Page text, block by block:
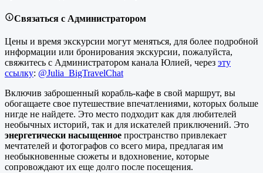
Связаться с Администратором
Цены и время экскурсии могут меняться, для более подробной
информации или бронирования экскурсии, пожалуйста,
свяжитесь с Администратором канала Юлией, через эту
ссылку: @Julia_BigTravelChat
Включив заброшенный корабль-кафе в свой маршрут, вы
обогащаете свое путешествие впечатлениями, которых больше
нигде не найдете. Это место подходит как для любителей
необычных историй, так и для искателей приключений. Это
энергетически насыщенное пространство привлекает
мечтателей и фотографов со всего мира, предлагая им
необыкновенные сюжеты и вдохновение, которые
сопровождают их еще долго после посещения.